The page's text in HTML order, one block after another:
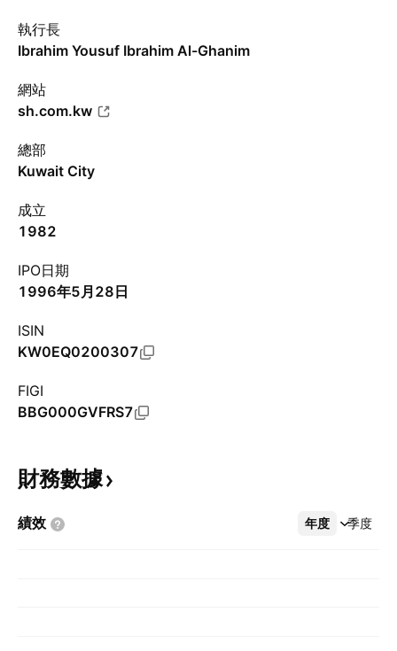
執行長
Ibrahim Yousuf Ibrahim Al-Ghanim
網站
sh.com.kw
總部
Kuwait City
成立
1982
IPO日期
1996年5月28日
ISIN
KW0EQ0200307
FIGI
BBG000GVFRS7
財務數據
績效 年度 季度
更多